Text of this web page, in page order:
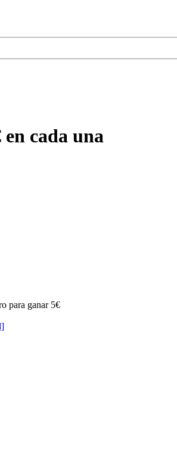
cada una
para ganar 5€